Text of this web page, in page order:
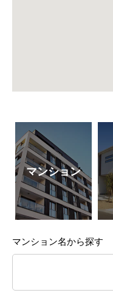
マンション
マンション名から探す